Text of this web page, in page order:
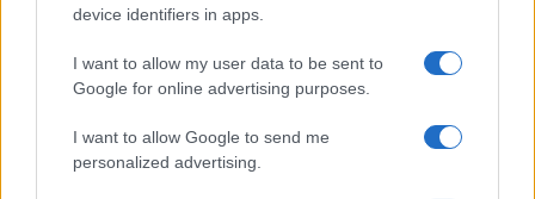
device identifiers in apps.
I want to allow my user data to be sent to
Google for online advertising purposes.
I want to allow Google to send me
personalized advertising.
HÍRLEVÉL